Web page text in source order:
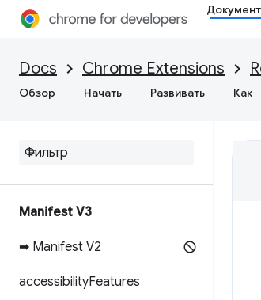
Docs Chrome Extensions
Обзор Начать Развивать Как
Manifest V3
➡ Manifest V2
accessibilityFeatures